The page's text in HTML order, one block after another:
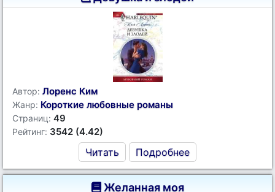
Автор: Лоренс Ким
Жанр: Короткие любовные романы
Страниц: 49
Рейтинг: 3542 (4.42)
Читать Подробнее
Желанная моя